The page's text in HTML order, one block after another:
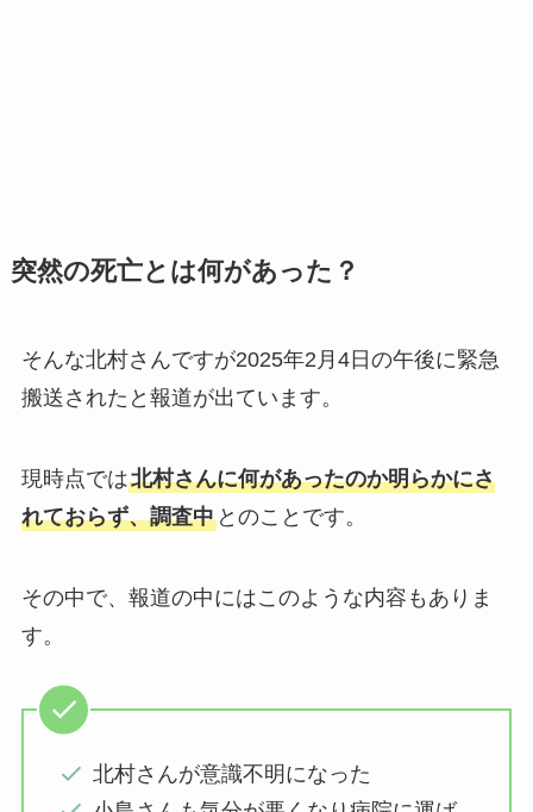
突然の死亡とは何があった？
そんな北村さんですが2025年2月4日の午後に緊急
搬送されたと報道が出ています。
現時点では北村さんに何があったのか明らかにさ
れておらず、調査中とのことです。
その中で、報道の中にはこのような内容もありま
す。
北村さんが意識不明になった